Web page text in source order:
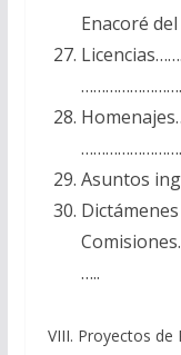
Enacoré
Asuntos
…..
VIII. Proyectos de